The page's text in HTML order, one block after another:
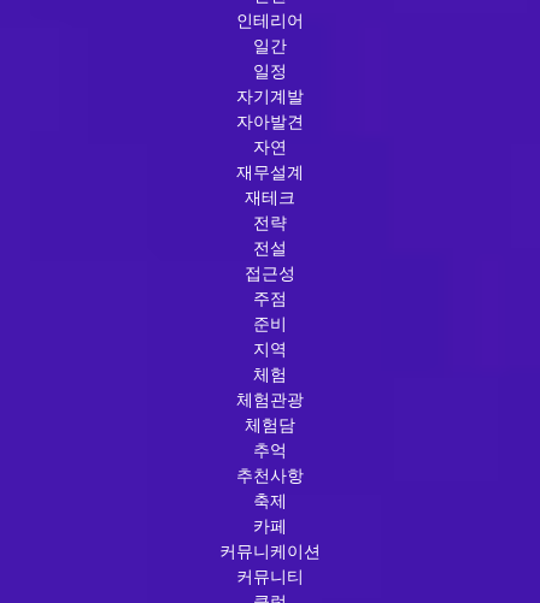
인테리어
일간
일정
자기계발
자아발견
자연
재무설계
재테크
전략
전설
접근성
주점
준비
지역
체험
체험관광
체험담
추억
추천사항
축제
카페
커뮤니케이션
커뮤니티